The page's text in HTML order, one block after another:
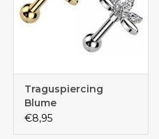
Traguspiercing
Blume
€8,95